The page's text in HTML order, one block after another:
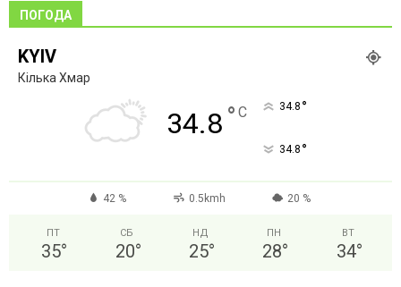
ПОГОДА
KYIV
Кілька Хмар
34.8 ° C 34.8 °
34.8 °
42 % 0.5kmh 20 %
ПТ
35°
СБ
20°
НД
25°
ПН
28°
ВТ
34°